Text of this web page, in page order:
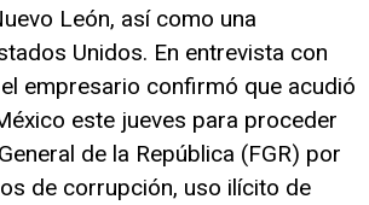
León, así como una
Unidos. En entrevista con
empresario confirmó que acudió
este jueves para proceder
de la República (FGR) por
de corrupción, uso ilícito de